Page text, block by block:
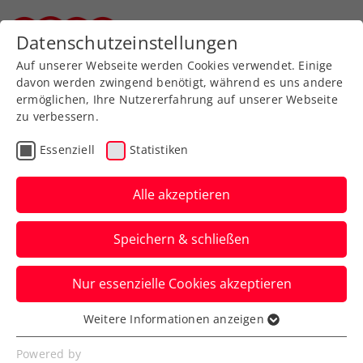
Zurück zur Newsübersicht
Davis Cup
„Das wäre unglaublich“:
Melzer träumt von Davis-
Cup-Coup gegen Finnland
Der Niederösterreicher skizziert auch eine
klare Marschroute, wie der Erfolg
gelingen soll.
Verfasst von: Manuel Wachta, 25.01.2025
Datenschutzeinstellungen
Auf unserer Webseite werden Cookies verwendet. Einige
davon werden zwingend benötigt, während es uns andere
ermöglichen, Ihre Nutzererfahrung auf unserer Webseite
zu verbessern.
Essenziell Statistiken
Alle akzeptieren
Speichern & schließen
Nur essenzielle Cookies akzeptieren
Essenziell
Essenzielle Cookies werden für grundlegende
Weitere Informationen anzeigen
Powered by